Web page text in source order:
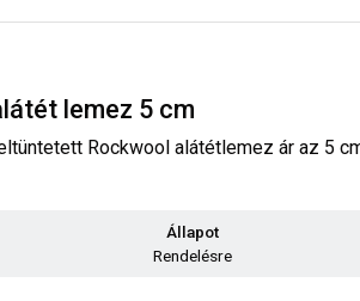
lemez 5 cm
Rockwool alátétlemez ár az 5
Állapot
Rendelésre